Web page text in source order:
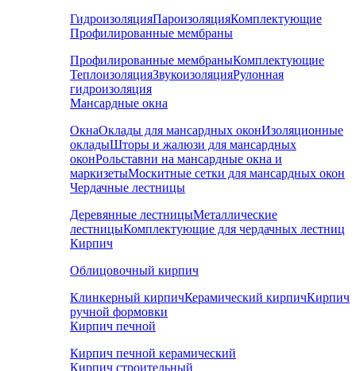
ГидроизоляцияПароизоляцияКомплектующие
Профилированные мембраны
Профилированные мембраныКомплектующие
ТеплоизоляцияЗвукоизоляцияРулонная
гидроизоляция
Мансардные окна
ОкнаОклады для мансардных оконИзоляционные
окладыШторы и жалюзи для мансардных
оконРольставни на мансардные окна и
маркизетыМоскитные сетки для мансардных окон
Чердачные лестницы
Деревянные лестницыМеталлические
лестницыКомплектующие для чердачных лестниц
Кирпич
Облицовочный кирпич
Клинкерный кирпичКерамический кирпичКирпич
ручной формовки
Кирпич печной
Кирпич печной керамический
Кирпич строительный